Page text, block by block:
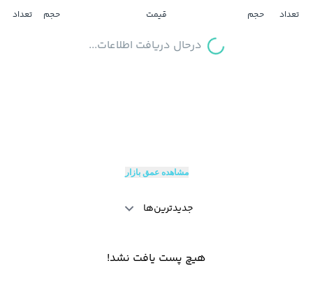
تعداد حجم قیمت حجم تعداد
درحال دریافت اطلاعات...
مشاهده عمق بازار
جدیدترین‌ها
هیچ پست یافت نشد!